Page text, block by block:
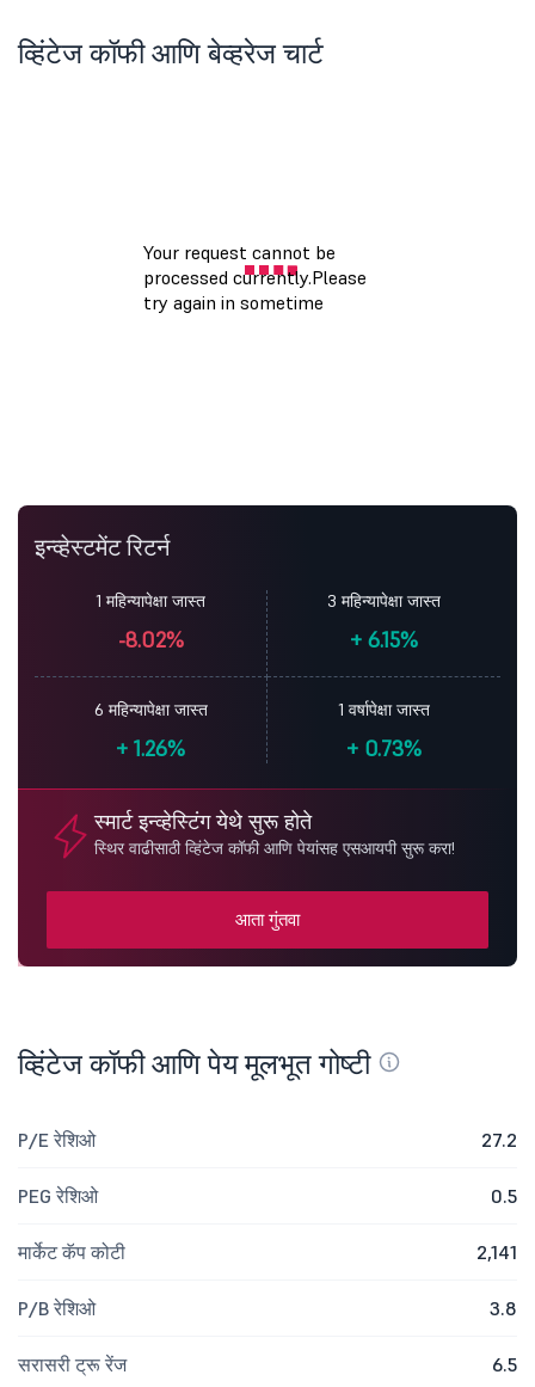
व्हिंटेज कॉफी आणि बेव्हरेज चार्ट
इन्व्हेस्टमेंट रिटर्न
1 महिन्यापेक्षा जास्त
-8.02%
3 महिन्यापेक्षा जास्त
+ 6.15%
6 महिन्यापेक्षा जास्त
+ 1.26%
1 वर्षापेक्षा जास्त
+ 0.73%
स्मार्ट इन्व्हेस्टिंग येथे सुरू होते
स्थिर वाढीसाठी व्हिंटेज कॉफी आणि पेयांसह एसआयपी सुरू करा!
आता गुंतवा
व्हिंटेज कॉफी आणि पेय मूलभूत गोष्टी
P/E रेशिओ 27.2
PEG रेशिओ 0.5
मार्केट कॅप कोटी 2,141
P/B रेशिओ 3.8
सरासरी ट्रू रेंज 6.5